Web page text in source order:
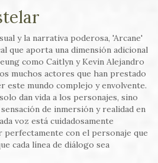
y la narrativa poderosa, 'Arcane'
que aporta una dimensión adicional
como Caitlyn y Kevin Alejandro
muchos actores que han prestado
este mundo complejo y envolvente.
dan vida a los personajes, sino
de inmersión y realidad en
voz está cuidadosamente
perfectamente con el personaje que
cada línea de diálogo sea